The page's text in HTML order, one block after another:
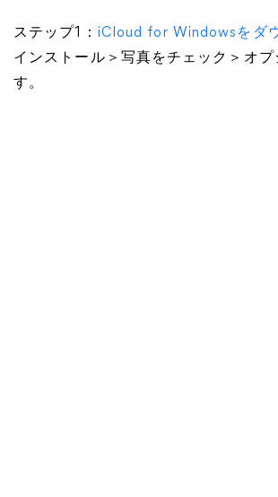
ステップ1： iCloud for Windowsをダ
インストール＞写真をチェック＞オプ
す。